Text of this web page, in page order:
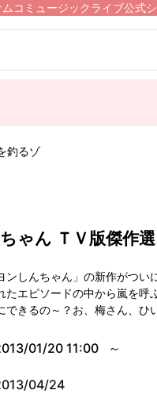
コミュージックライブ公式
釣るゾ
ゃん ＴＶ版傑
ンしんちゃん」の新作がつい
たエピソードの中から嵐を呼
できるの～？お、梅さん、ひ
01/20 11:00
04/24